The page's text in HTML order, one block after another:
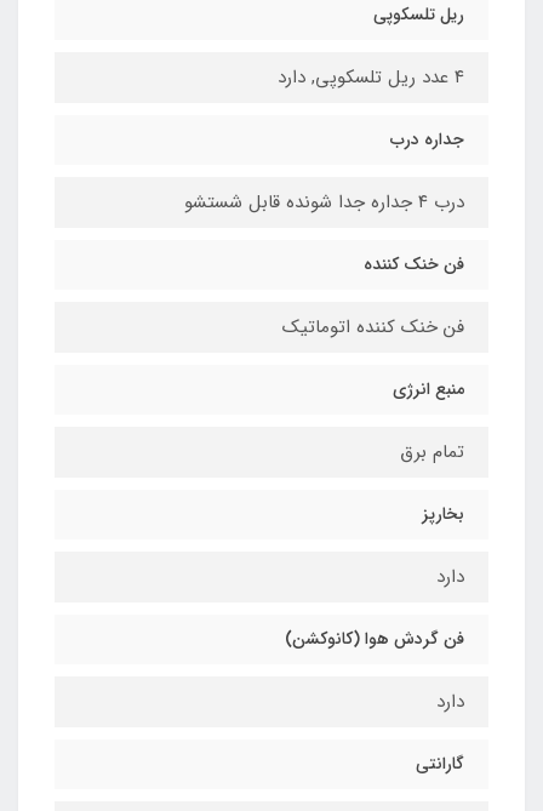
ریل تلسکوپی
۴ عدد ریل تلسکوپی, دارد
جداره درب
درب ۴ جداره جدا شونده قابل شستشو
فن خنک کننده
فن خنک کننده اتوماتیک
منبع انرژی
تمام برق
بخارپز
دارد
فن گردش هوا (کانوکشن)
دارد
گارانتی